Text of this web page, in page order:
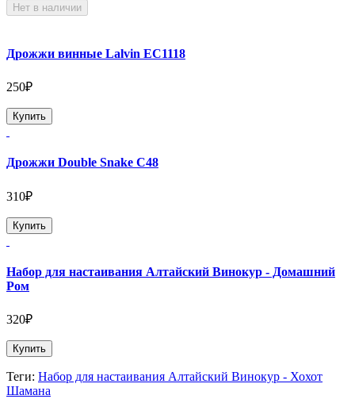
Нет в наличии
Дрожжи винные Lalvin EC1118
250₽
Купить
Дрожжи Double Snake C48
310₽
Купить
Набор для настаивания Алтайский Винокур - Домашний
Ром
320₽
Купить
Теги: Набор для настаивания Алтайский Винокур - Хохот
Шамана